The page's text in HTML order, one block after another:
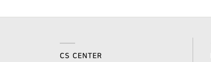
CS CENTER